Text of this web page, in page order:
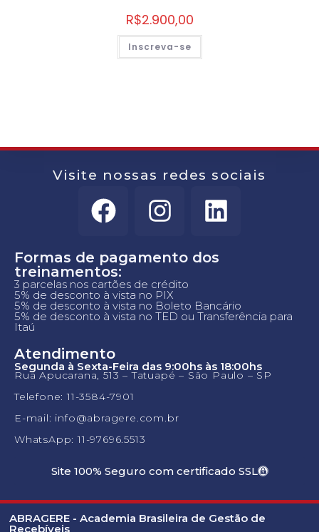
R$2.900,00
Inscreva-se
Visite nossas redes sociais
Formas de pagamento dos
treinamentos:
3 parcelas nos cartões de crédito
5% de desconto à vista no PIX
5% de desconto à vista no Boleto Bancário
5% de desconto à vista no TED ou Transferência para
Itaú
Atendimento
Segunda à Sexta-Feira das 9:00hs às 18:00hs
Rua Apucarana, 513 – Tatuapé – São Paulo – SP
Telefone: 11-3584-7901
E-mail: info@abragere.com.br
WhatsApp: 11-97696.5513
Site 100% Seguro com certificado SSL
ABRAGERE - Academia Brasileira de Gestão de
Recebíveis